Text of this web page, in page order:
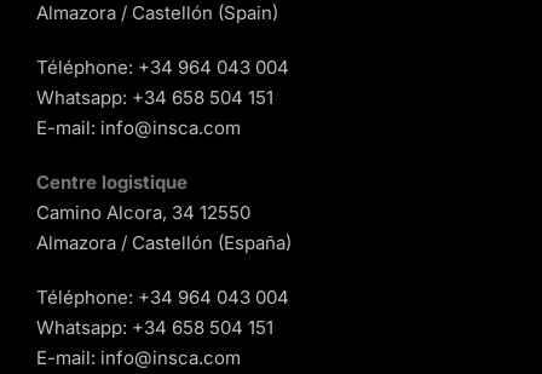
Almazora / Castellón (Spain)
Téléphone: +34 964 043 004
Whatsapp: +34 658 504 151
E-mail: info@insca.com
Centre logistique
Camino Alcora, 34 12550
Almazora / Castellón (España)
Téléphone: +34 964 043 004
Whatsapp: +34 658 504 151
E-mail: info@insca.com